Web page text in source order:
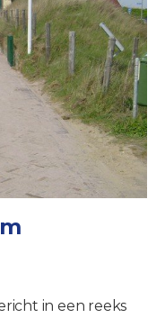
in een reeks